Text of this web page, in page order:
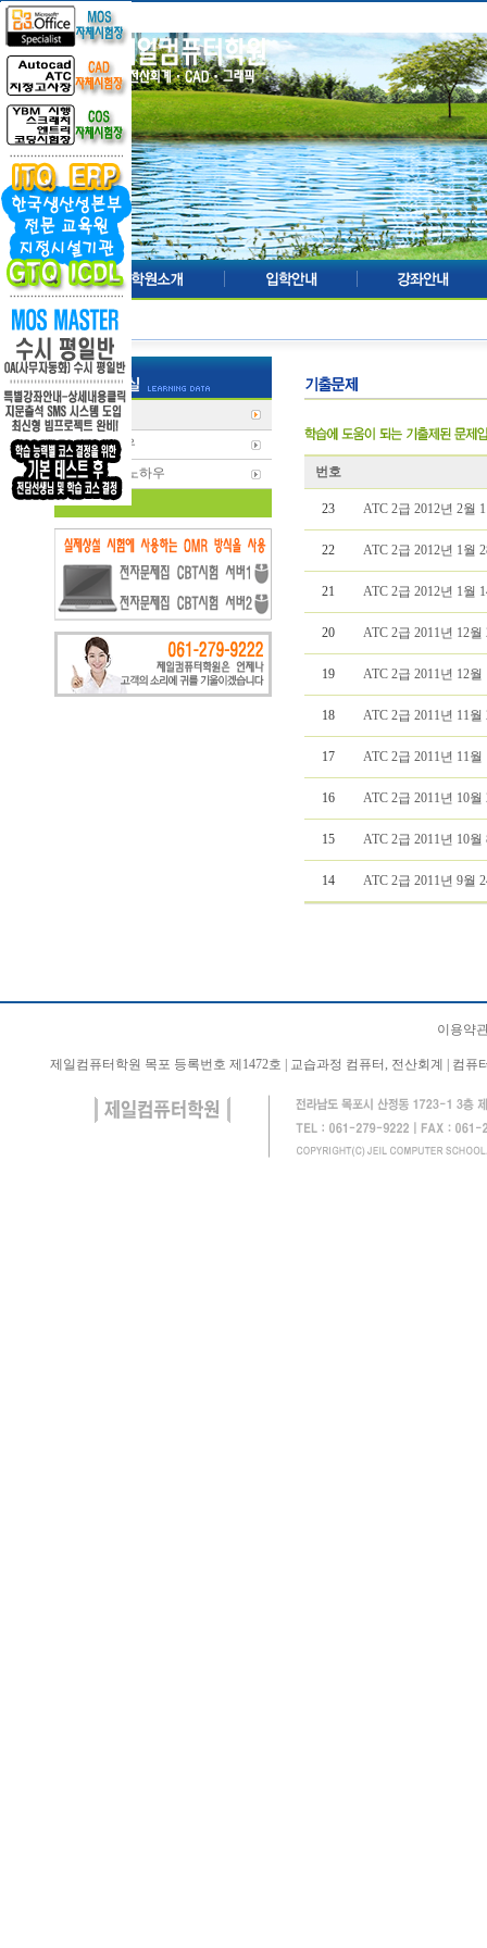
기출문제
학습노하우
전산회계 노하우
번호
23 ATC 2급 2012년 2월
22 ATC 2급 2012년 1월
21 ATC 2급 2012년 1월
20 ATC 2급 2011년 12
19 ATC 2급 2011년 12
18 ATC 2급 2011년 11
17 ATC 2급 2011년 11
16 ATC 2급 2011년 10
15 ATC 2급 2011년 10
14 ATC 2급 2011년 9월
이용약
제일컴퓨터학원 목포 등록번호 제1472호 | 교습과정 컴퓨터, 전산회계 | 컴